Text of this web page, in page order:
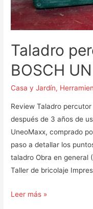
Taladro
BOSCH
Casa y Jardín,
Review Taladro
después de 3 años de
UneoMaxx, comprado
paso a detallar los
taladro Obra en general
Taller de bricolaje
Taladro
Leer más »